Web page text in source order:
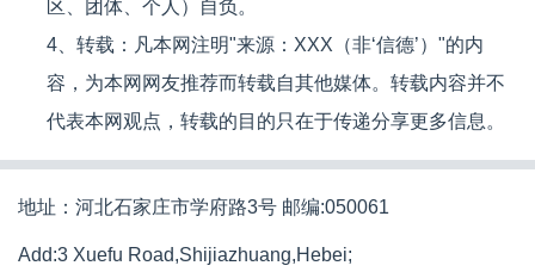
区、团体、个人）自负。
4、转载：凡本网注明"来源：XXX（非‘信德’）"的内
容，为本网网友推荐而转载自其他媒体。转载内容并不
代表本网观点，转载的目的只在于传递分享更多信息。
地址：河北石家庄市学府路3号 邮编:050061
Add:3 Xuefu Road,Shijiazhuang,Hebei;